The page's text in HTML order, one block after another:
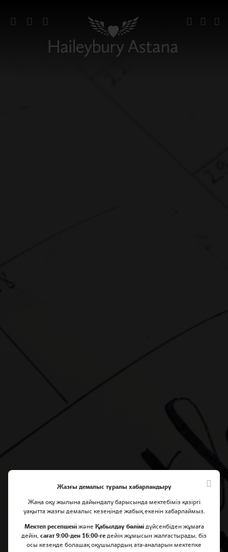
Жазғы демалыс туралы хабарландыру
Жаңа оқу жылына дайындалу барысында мектебіміз қазіргі
уақытта жазғы демалыс кезеңінде жабық екенін хабарлаймыз.
Мектеп ресепшеніжәне Қабылдау бөлімідүйсенбіден жұмаға
дейін, сағат 9:00-ден 16:00-ге дейін жұмысын жалғастырады, біз
осы кезеңде болашақ оқушылардың ата-аналарын мектепке